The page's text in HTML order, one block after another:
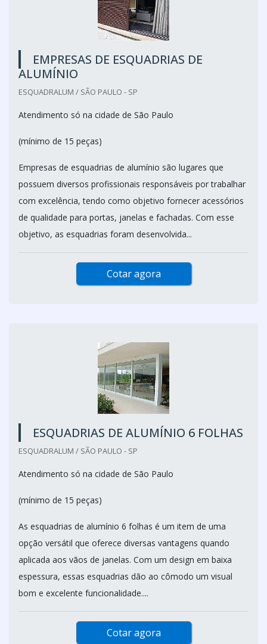
EMPRESAS DE ESQUADRIAS DE
ALUMÍNIO
ESQUADRALUM / SÃO PAULO - SP
Atendimento só na cidade de São Paulo
(mínimo de 15 peças)
Empresas de esquadrias de alumínio são lugares que
possuem diversos profissionais responsáveis por trabalhar
com excelência, tendo como objetivo fornecer acessórios
de qualidade para portas, janelas e fachadas. Com esse
objetivo, as esquadrias foram desenvolvida...
Cotar agora
ESQUADRIAS DE ALUMÍNIO 6 FOLHAS
ESQUADRALUM / SÃO PAULO - SP
Atendimento só na cidade de São Paulo
(mínimo de 15 peças)
As esquadrias de alumínio 6 folhas é um item de uma
opção versátil que oferece diversas vantagens quando
aplicada aos vãos de janelas. Com um design em baixa
espessura, essas esquadrias dão ao cômodo um visual
bom e excelente funcionalidade....
Cotar agora